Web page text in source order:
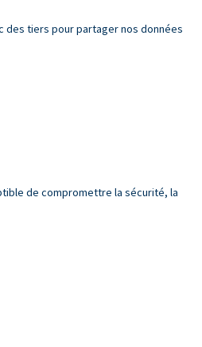
des tiers pour partager nos données
de compromettre la sécurité, la